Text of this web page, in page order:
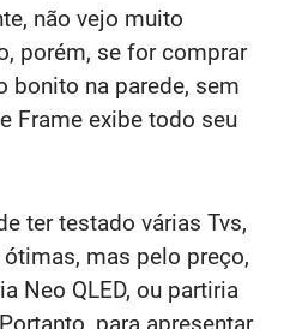
não vejo muito
porém, se for comprar
bonito na parede, sem
Frame exibe todo seu
ter testado várias Tvs,
mas pelo preço,
Neo QLED, ou partiria